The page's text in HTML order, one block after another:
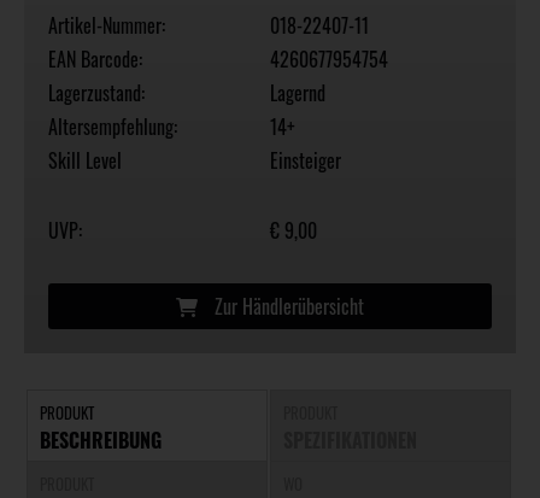
Artikel-Nummer:
018-22407-11
EAN Barcode:
4260677954754
Lagerzustand:
Lagernd
Altersempfehlung:
14+
Skill Level
Einsteiger
UVP: € 9,00
Zur Händlerübersicht
PRODUKT
BESCHREIBUNG